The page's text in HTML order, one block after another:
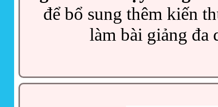
để bổ sung thêm kiến
làm bài giảng đa